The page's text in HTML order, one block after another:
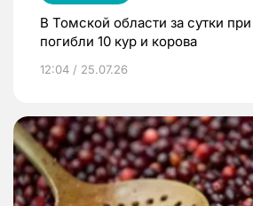
В Томской области за сутки
погибли 10 кур и корова
12:04 / 25.07.26